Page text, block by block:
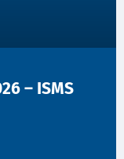
– ISMS